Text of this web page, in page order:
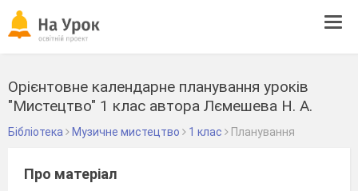
Орієнтовне календарне планування уроків
"Мистецтво" 1 клас автора Лємешева Н. А.
Бібліотека Музичне мистецтво 1 клас Планування
Про матеріал